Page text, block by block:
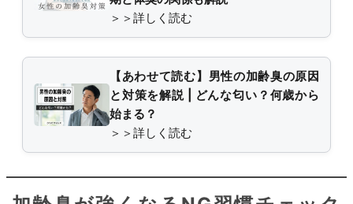
＞＞詳しく読む
【あわせて読む】男性の加齢臭の原因
と対策を解説 | どんな匂い？何歳から
始まる？
＞＞詳しく読む